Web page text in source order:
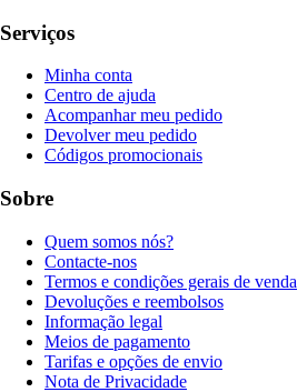
Serviços
Minha conta
Centro de ajuda
Acompanhar meu pedido
Devolver meu pedido
Códigos promocionais
Sobre
Quem somos nós?
Contacte-nos
Termos e condições gerais de venda
Devoluções e reembolsos
Informação legal
Meios de pagamento
Tarifas e opções de envio
Nota de Privacidade